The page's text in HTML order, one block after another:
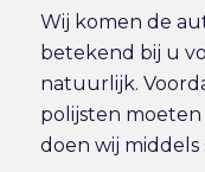
Wij komen de
betekend bij u
natuurlijk.
polijsten
doen wij middels